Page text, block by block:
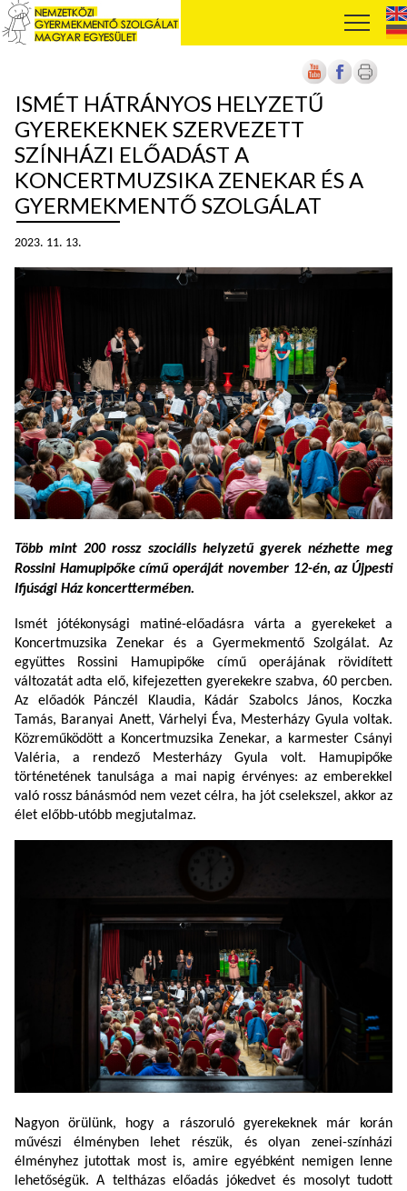
ISMÉT HÁTRÁNYOS HELYZETŰ
GYEREKEKNEK SZERVEZETT
SZÍNHÁZI ELŐADÁST A
KONCERTMUZSIKA ZENEKAR ÉS A
GYERMEKMENTŐ SZOLGÁLAT
2023. 11. 13.
Több mint 200 rossz szociális helyzetű gyerek nézhette meg
Rossini Hamupipőke című operáját november 12-én, az Újpesti
Ifjúsági Ház koncerttermében.
Ismét jótékonysági matiné-előadásra várta a gyerekeket a
Koncertmuzsika Zenekar és a Gyermekmentő Szolgálat. Az
együttes Rossini Hamupipőke című operájának rövidített
változatát adta elő, kifejezetten gyerekekre szabva, 60 percben.
Az előadók
Pánczél Klaudia, Kádár Szabolcs János, Koczka
Tamás, Baranyai Anett, Várhelyi Éva, Mesterházy Gyula voltak.
Közreműködött a Koncertmuzsika Zenekar, a karmester Csányi
Valéria, a rendező Mesterházy Gyula volt. Hamupipőke
történetének tanulsága a mai napig érvényes: az emberekkel
való rossz bánásmód nem vezet célra, ha jót cselekszel, akkor az
élet előbb-utóbb megjutalmaz.
Nagyon örülünk, hogy a rászoruló gyerekeknek már korán
művészi élményben lehet részük, és olyan zenei-színházi
élményhez jutottak most is, amire egyébként nemigen lenne
lehetőségük.A teltházas előadás
jókedvet és mosolyt tudott